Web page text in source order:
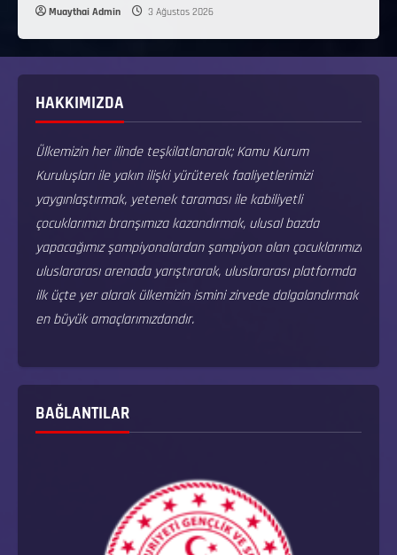
Muaythai Admin 3 Ağustos 2026
HAKKIMIZDA
Ülkemizin her ilinde teşkilatlanarak; Kamu Kurum
Kuruluşları ile yakın ilişki yürüterek faaliyetlerimizi
yaygınlaştırmak, yetenek taraması ile kabiliyetli
çocuklarımızı branşımıza kazandırmak, ulusal bazda
yapacağımız şampiyonalardan şampiyon olan çocuklarımızı
uluslararası arenada yarıştırarak, uluslararası platformda
ilk üçte yer alarak ülkemizin ismini zirvede dalgalandırmak
en büyük amaçlarımızdandır.
BAĞLANTILAR